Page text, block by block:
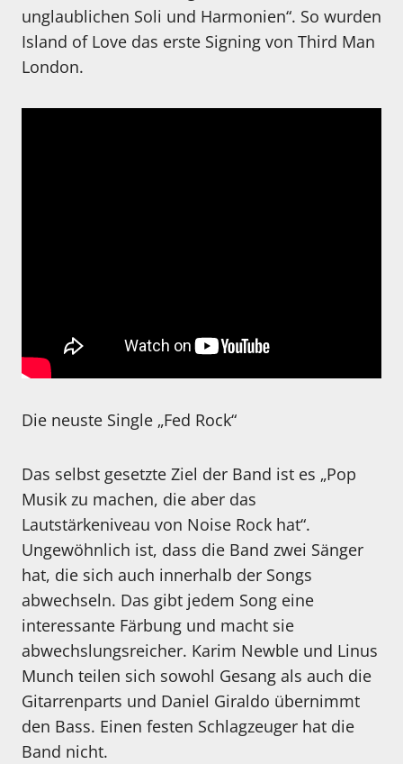
unglaublichen Soli und Harmonien“. So wurden
Island of Love das erste Signing von Third Man
London.
Die neuste Single „Fed Rock“
Das selbst gesetzte Ziel der Band ist es „Pop
Musik zu machen, die aber das
Lautstärkeniveau von Noise Rock hat“.
Ungewöhnlich ist, dass die Band zwei Sänger
hat, die sich auch innerhalb der Songs
abwechseln. Das gibt jedem Song eine
interessante Färbung und macht sie
abwechslungsreicher. Karim Newble und Linus
Munch teilen sich sowohl Gesang als auch die
Gitarrenparts und Daniel Giraldo übernimmt
den Bass. Einen festen Schlagzeuger hat die
Band nicht.